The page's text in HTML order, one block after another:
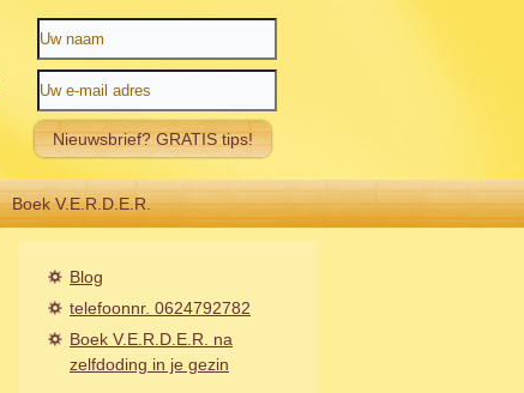
Boek V.E.R.D.E.R.
Blog
telefoonnr. 0624792782
Boek V.E.R.D.E.R. na
zelfdoding in je gezin